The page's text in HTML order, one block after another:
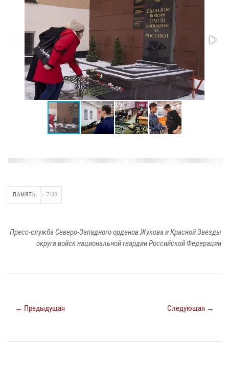
ПАМЯТЬ 7130
Пресс-служба Северо-Западного орденов Жукова и Красной Звезды
округа войск национальной гвардии Российской Федерации
← Предыдущая Следующая →